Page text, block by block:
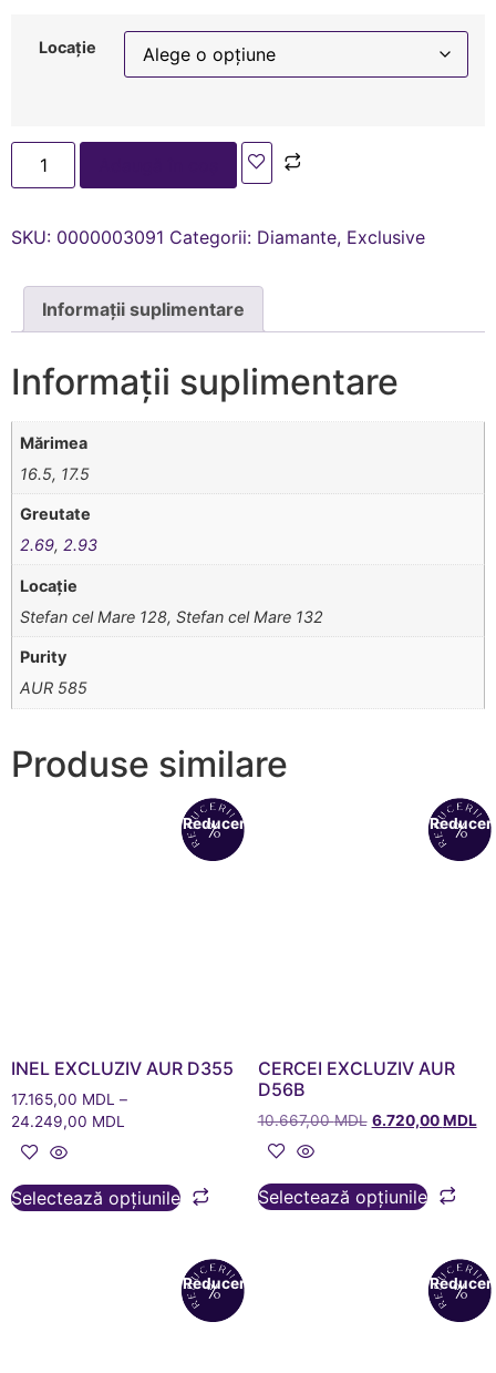
Locație
SKU: 0000003091 Categorii: Diamante, Exclusive
Informații suplimentare
Informații suplimentare
Mărimea
16.5, 17.5
Greutate
2.69, 2.93
Locație
Stefan cel Mare 128, Stefan cel Mare 132
Purity
AUR 585
Produse similare
Reduceri!
INEL EXCLUZIV AUR D355
17.165,00 MDL –
24.249,00 MDL
Selectează opțiunile
CERCEI EXCLUZIV AUR
D56B
10.667,00MDL 6.720,00MDL
Selectează opțiunile
Reduceri!